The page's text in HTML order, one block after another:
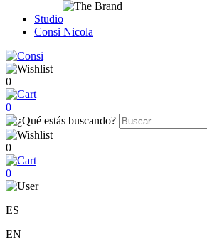
Studio
Consi Nicola
0
0
0
0
ES
EN